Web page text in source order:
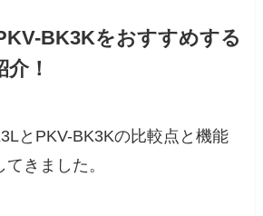
BK3Kをおすすめする
！
とPKV-BK3Kの比較点と機能
きました。